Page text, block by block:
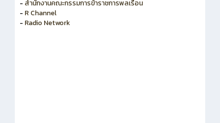
- สำนักงานคณะกรรมการพัฒนาระบบราชการ
- สำนักงานคณะกรรมการข้าราชการพลเรือน
- R Channel